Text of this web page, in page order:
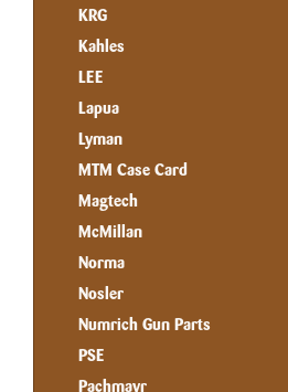
KRG
Kahles
LEE
Lapua
Lyman
MTM Case Card
Magtech
McMillan
Norma
Nosler
Numrich Gun Parts
PSE
Pachmayr